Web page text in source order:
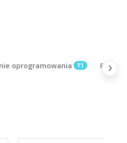
oprogramowania 11 Projekt